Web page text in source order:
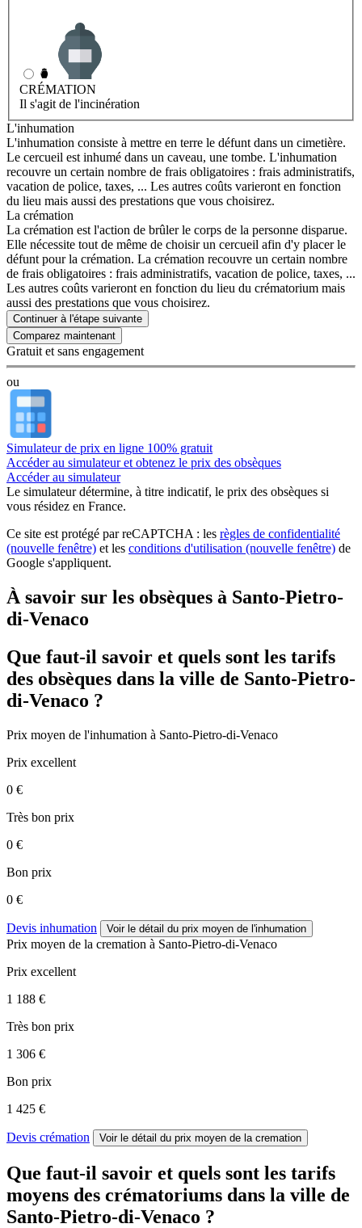
CRÉMATION
Il s'agit de l'incinération
L'inhumation
L'inhumation consiste à mettre en terre le défunt dans un cimetière.
Le cercueil est inhumé dans un caveau, une tombe. L'inhumation
recouvre un certain nombre de frais obligatoires : frais administratifs,
vacation de police, taxes, ... Les autres coûts varieront en fonction
du lieu mais aussi des prestations que vous choisirez.
La crémation
La crémation est l'action de brûler le corps de la personne disparue.
Elle nécessite tout de même de choisir un cercueil afin d'y placer le
défunt pour la crémation. La crémation recouvre un certain nombre
de frais obligatoires : frais administratifs, vacation de police, taxes, ...
Les autres coûts varieront en fonction du lieu du crématorium mais
aussi des prestations que vous choisirez.
Continuer à l'étape suivante
Gratuit et sans engagement
ou
Simulateur de prix en ligne 100% gratuit
Accéder au simulateur et obtenez le prix des obsèques
Accéder au simulateur
Le simulateurdétermine, à titre indicatif, le prix des obsèques si
vous résidez en France.
Ce site est protégé par reCAPTCHA : les règles de confidentialité
(nouvelle fenêtre) et les conditions d'utilisation (nouvelle fenêtre) de
Google s'appliquent.
À savoir sur les obsèques à Santo-Pietro-
di-Venaco
Que faut-il savoir et quels sont les tarifs
des obsèques dans la ville de Santo-Pietro-
di-Venaco ?
Prix moyen de l'inhumation à Santo-Pietro-di-Venaco
Prix excellent
0 €
Très bon prix
0 €
Bon prix
0 €
Devis inhumation Voir le détail du prix moyen de l'inhumation
Prix moyen de la cremation à Santo-Pietro-di-Venaco
Prix excellent
1 188 €
Très bon prix
1 306 €
Bon prix
1 425 €
Devis crémation Voir le détail du prix moyen de la cremation
Que faut-il savoir et quels sont les tarifs
moyens des crématoriums dans la ville de
Santo-Pietro-di-Venaco ?